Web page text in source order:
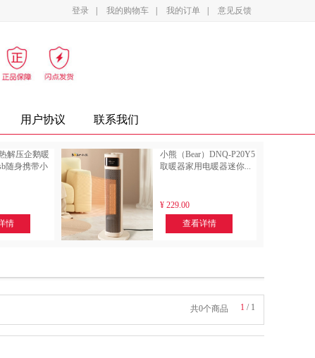
登录 我的购物车 我的订单 意见反馈
设备 家电 办公家具
用户协议 联系我们
解压企鹅暖
随身携带小
情
小熊（Bear）DNQ-P20Y5
取暖器家用电暖器迷你...
¥ 229.00
查看详情
共0个商品 1 / 1